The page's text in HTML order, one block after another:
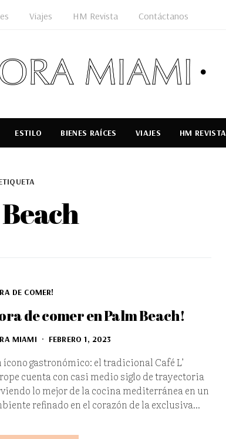
Viajes HM Revista Contáctanos
ESTILO BIENES RAÍCES VIAJES HM REVISTA
DE COMER!
de comer en Palm Beach!
MIAMI FEBRERO 1, 2023
ícono gastronómico: el tradicional Café L’
cuenta con casi medio siglo de trayectoria
lo mejor de la cocina mediterránea en un
refinado en el corazón de la exclusiva…